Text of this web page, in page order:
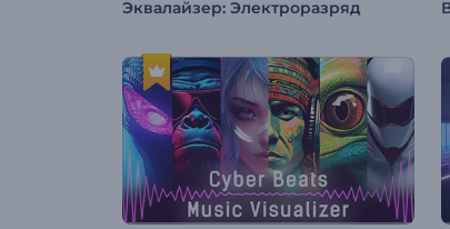
Эквалайзер: Электроразряд